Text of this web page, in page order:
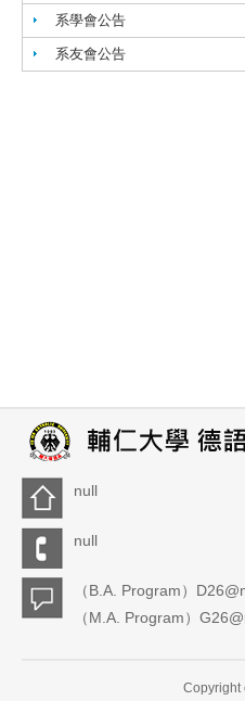
系學會公告
系友會公告
null
null
（B.A. Program）
（M.A. Program）
Copyright